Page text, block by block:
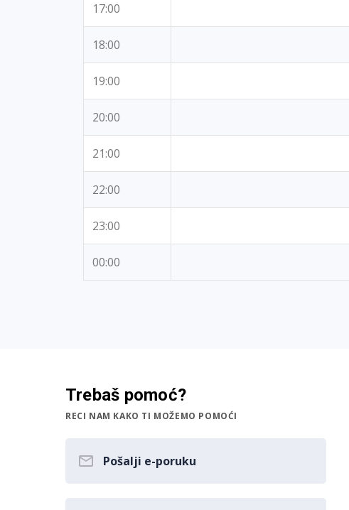
17:00
18:00
19:00
20:00
21:00
22:00
23:00
00:00
Trebaš pomoć?
RECI NAM KAKO TI MOŽEMO POMOĆI
Pošalji e-poruku